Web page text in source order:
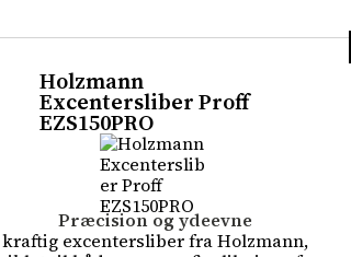
Præcision og ydeevne
Holzmann
Excentersliber Proff
EZS150PRO
kraftig excentersliber fra Holzmann,